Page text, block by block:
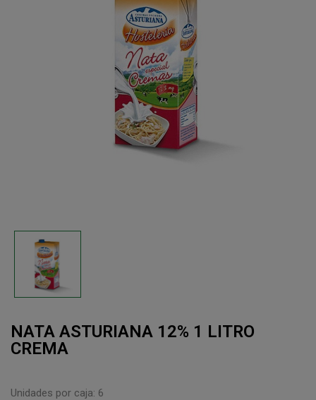
NATA ASTURIANA 12% 1 LITRO
CREMA
Unidades por caja: 6